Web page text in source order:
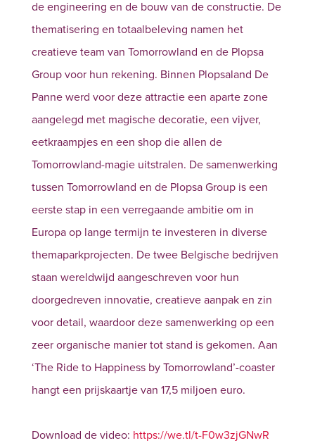
de engineering en de bouw van de constructie. De
thematisering en totaalbeleving namen het
creatieve team van Tomorrowland en de Plopsa
Group voor hun rekening. Binnen Plopsaland De
Panne werd voor deze attractie een aparte zone
aangelegd met magische decoratie, een vijver,
eetkraampjes en een shop die allen de
Tomorrowland-magie uitstralen. De samenwerking
tussen Tomorrowland en de Plopsa Group is een
eerste stap in een verregaande ambitie om in
Europa op lange termijn te investeren in diverse
themaparkprojecten. De twee Belgische bedrijven
staan wereldwijd aangeschreven voor hun
doorgedreven innovatie, creatieve aanpak en zin
voor detail, waardoor deze samenwerking op een
zeer organische manier tot stand is gekomen. Aan
‘The Ride to Happiness by Tomorrowland’-coaster
hangt een prijskaartje van 17,5 miljoen euro.
Download de video: https://we.tl/t-F0w3zjGNwR